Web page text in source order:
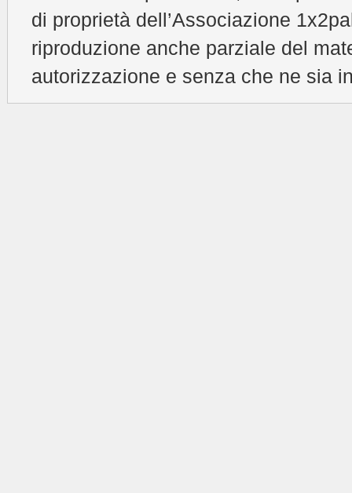
di proprietà dell’Associazione
riproduzione anche parziale del
autorizzazione e senza che ne sia